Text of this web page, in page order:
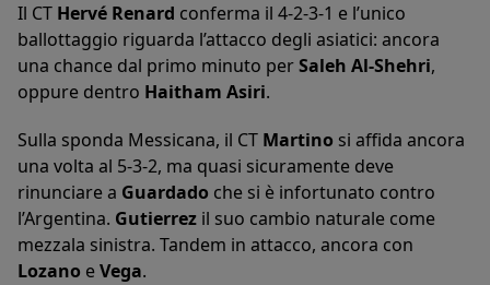
Il CT Hervé Renard conferma il 4-2-3-1 e l’unico
ballottaggio riguarda l’attacco degli asiatici: ancora
una chance dal primo minuto perSaleh Al-Shehri,
oppure dentro Haitham Asiri.
Sulla sponda Messicana, il CT Martino si affida ancora
una volta al 5-3-2, ma quasi sicuramente deve
rinunciare a Guardado che si è infortunato contro
l’Argentina. Gutierrez il suo cambio naturale come
mezzala sinistra. Tandem in attacco, ancora con
Lozano eVega.